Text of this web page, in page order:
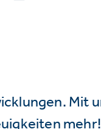
Mit
mehr!